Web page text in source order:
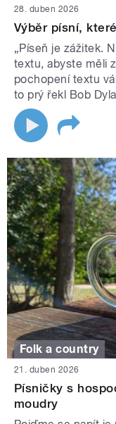
28. duben 2026
Výběr písní,
„Píseň je zážitek.
textu, abyste měli
pochopení textu
to prý řekl Bob
Folk a country
21. duben 2026
Písničky s
moudry